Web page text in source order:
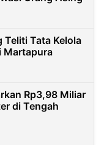
Teliti Tata Kelola
Martapura
Rp3,98 Miliar
di Tengah